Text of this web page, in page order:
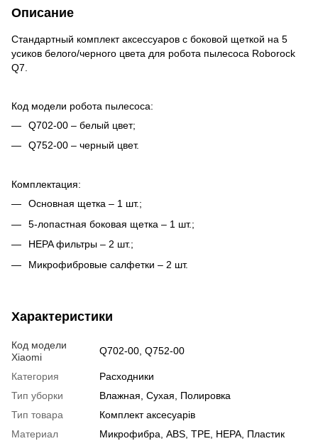
Описание
Стандартный комплект аксессуаров с боковой щеткой на 5
усиков белого/черного цвета для робота пылесоса Roborock
Q7.
Код модели робота пылесоса:
Q702-00 – белый цвет;
Q752-00 – черный цвет.
Комплектация:
Основная щетка – 1 шт.;
5-лопастная боковая щетка – 1 шт.;
HEPA фильтры – 2 шт.;
Микрофибровые салфетки – 2 шт.
Характеристики
Код модели
Xiaomi
Q702-00, Q752-00
Категория
Расходники
Тип уборки
Влажная, Сухая, Полировка
Тип товара
Комплект аксесуарів
Материал
Микрофибра, ABS, TPE, HEPA, Пластик